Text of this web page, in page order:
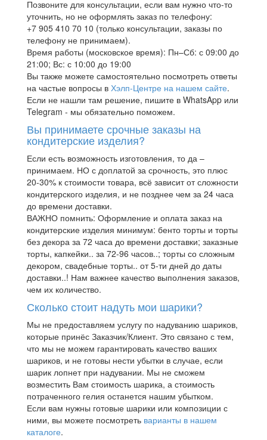
Позвоните для консультации, если вам нужно что-то
уточнить, но не оформлять заказ по телефону:
+7 905 410 70 10 (только консультации, заказы по
телефону не принимаем).
Время работы (московское время): Пн–Сб: с 09:00 до
21:00; Вс: с 10:00 до 19:00
Вы также можете самостоятельно посмотреть ответы
на частые вопросы в Хэлп-Центре на нашем сайте.
Если не нашли там решение, пишите в WhatsApp или
Telegram - мы обязательно поможем.
Вы принимаете срочные заказы на
кондитерские изделия?
Если есть возможность изготовления, то да –
принимаем. НО с доплатой за срочность, это плюс
20-30% к стоимости товара, всё зависит от сложности
кондитерского изделия, и не позднее чем за 24 часа
до времени доставки.
ВАЖНО помнить: Оформление и оплата заказ на
кондитерские изделия минимум: бенто торты и торты
без декора за 72 часа до времени доставки; заказные
торты, капкейки.. за 72-96 часов..; торты со сложным
декором, свадебные торты.. от 5-ти дней до даты
доставки..! Нам важнее качество выполнения заказов,
чем их количество.
Сколько стоит надуть мои шарики?
Мы не предоставляем услугу по надуванию шариков,
которые принёс Заказчик/Клиент. Это связано с тем,
что мы не можем гарантировать качество ваших
шариков, и не готовы нести убытки в случае, если
шарик лопнет при надувании. Мы не сможем
возместить Вам стоимость шарика, а стоимость
потраченного гелия останется нашим убытком.
Если вам нужны готовые шарики или композиции с
ними, вы можете посмотреть варианты в нашем
каталоге.